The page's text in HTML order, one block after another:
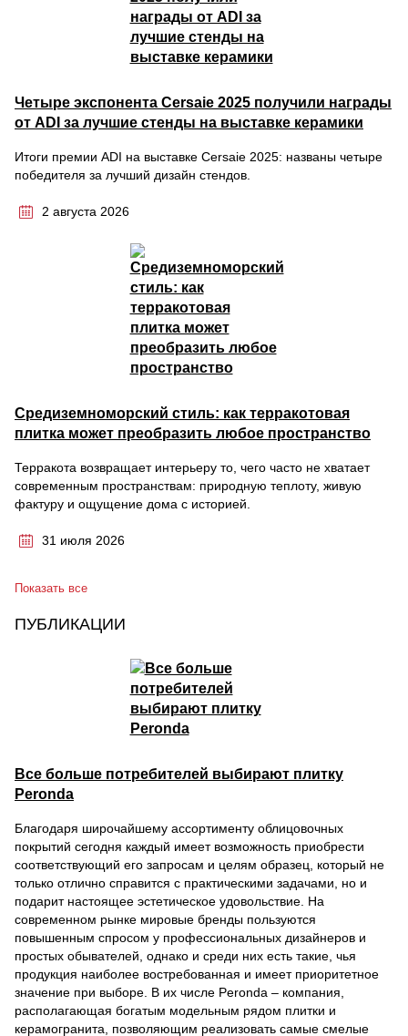
Четыре экспонента Cersaie 2025 получили награды
от ADI за лучшие стенды на выставке керамики
Итоги премии ADI на выставке Cersaie 2025: названы четыре
победителя за лучший дизайн стендов.
2 августа 2026
Средиземноморский стиль: как терракотовая
плитка может преобразить любое пространство
Терракота возвращает интерьеру то, чего часто не хватает
современным пространствам: природную теплоту, живую
фактуру и ощущение дома с историей.
31 июля 2026
Показать все
ПУБЛИКАЦИИ
Все больше потребителей выбирают плитку
Peronda
Благодаря широчайшему ассортименту облицовочных
покрытий сегодня каждый имеет возможность приобрести
соответствующий его запросам и целям образец, который не
только отлично справится с практическими задачами, но и
подарит настоящее эстетическое удовольствие. На
современном рынке мировые бренды пользуются
повышенным спросом у профессиональных дизайнеров и
простых обывателей, однако и среди них есть такие, чья
продукция наиболее востребованная и имеет приоритетное
значение при выборе. В их числе Peronda – компания,
располагающая богатым модельным рядом плитки и
керамогранита, позволяющим реализовать самые смелые